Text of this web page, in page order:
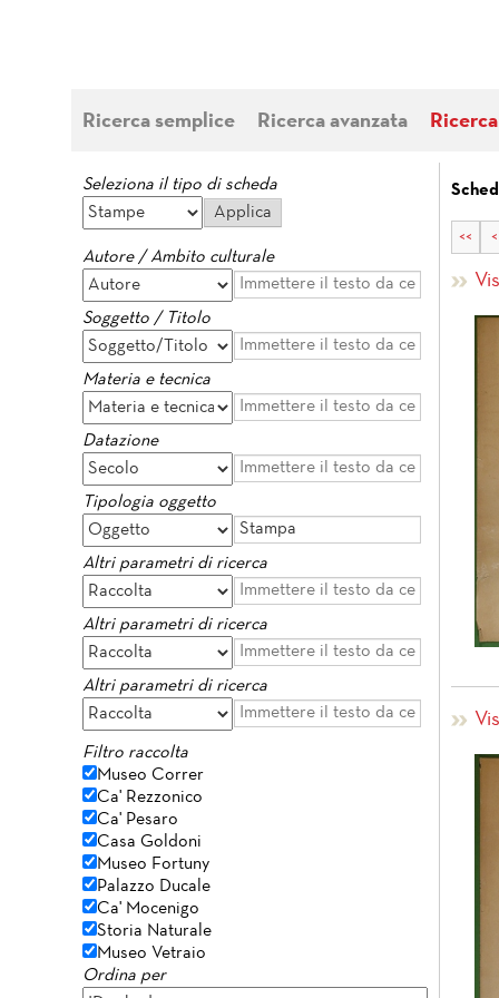
Ricerca semplice Ricerca avanzata
Seleziona il tipo di scheda
Autore / Ambito culturale
Soggetto / Titolo
Materia e tecnica
Datazione
Tipologia oggetto
Altri parametri di ricerca
Altri parametri di ricerca
Altri parametri di ricerca
Filtro raccolta
Museo Correr
Ca' Rezzonico
Ca' Pesaro
Casa Goldoni
Museo Fortuny
Palazzo Ducale
Ca' Mocenigo
Storia Naturale
Museo Vetraio
Ordina per
<< <